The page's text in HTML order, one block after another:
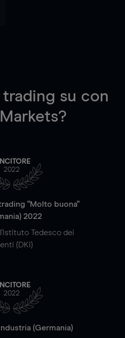
trading su con
2022
"Molto buona"
2022
Tedesco dei
(DKI)
2022
(Germania)